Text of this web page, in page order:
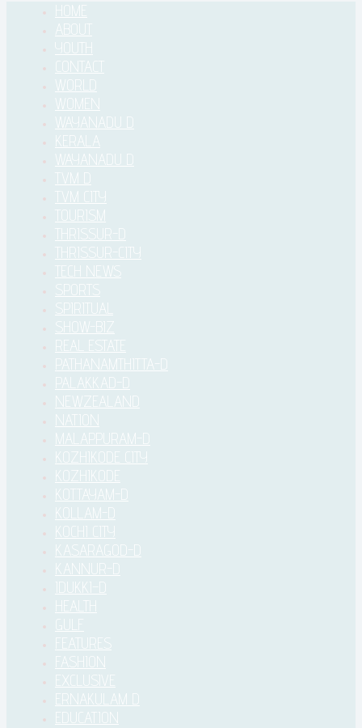
HOME
ABOUT
YOUTH
CONTACT
WORLD
WOMEN
WAYANADU D
KERALA
WAYANADU D
TVM D
TVM CITY
TOURISM
THRISSUR-D
THRISSUR-CITY
TECH NEWS
SPORTS
SPIRITUAL
SHOW-BIZ
REAL ESTATE
PATHANAMTHITTA-D
PALAKKAD-D
NEWZEALAND
NATION
MALAPPURAM-D
KOZHIKODE CITY
KOZHIKODE
KOTTAYAM-D
KOLLAM-D
KOCHI CITY
KASARAGOD-D
KANNUR-D
IDUKKI–D
HEALTH
GULF
FEATURES
FASHION
EXCLUSIVE
ERNAKULAM D
EDUCATION